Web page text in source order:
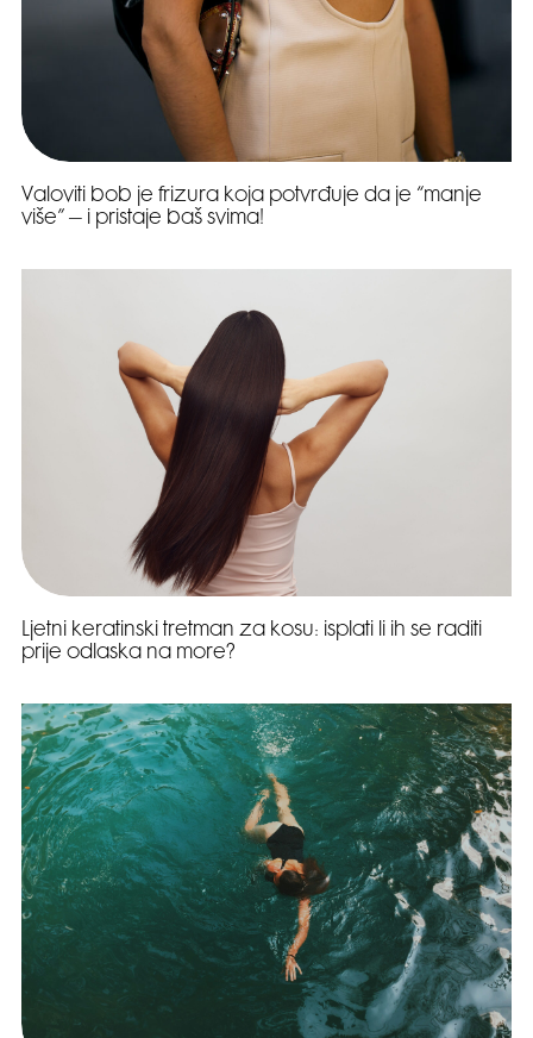
Valoviti bob je frizura koja potvrđuje da je “manje
više” – i pristaje baš svima!
Ljetni keratinski tretman za kosu: isplati li ih se raditi
prije odlaska na more?